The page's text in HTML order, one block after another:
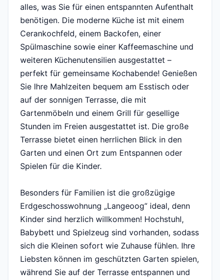
alles, was Sie für einen entspannten Aufenthalt
benötigen. Die moderne Küche ist mit einem
Cerankochfeld, einem Backofen, einer
Spülmaschine sowie einer Kaffeemaschine und
weiteren Küchenutensilien ausgestattet –
perfekt für gemeinsame Kochabende! Genießen
Sie Ihre Mahlzeiten bequem am Esstisch oder
auf der sonnigen Terrasse, die mit
Gartenmöbeln und einem Grill für gesellige
Stunden im Freien ausgestattet ist. Die große
Terrasse bietet einen herrlichen Blick in den
Garten und einen Ort zum Entspannen oder
Spielen für die Kinder.
Besonders für Familien ist die großzügige
Erdgeschosswohnung „Langeoog“ ideal, denn
Kinder sind herzlich willkommen! Hochstuhl,
Babybett und Spielzeug sind vorhanden, sodass
sich die Kleinen sofort wie Zuhause fühlen. Ihre
Liebsten können im geschützten Garten spielen,
während Sie auf der Terrasse entspannen und